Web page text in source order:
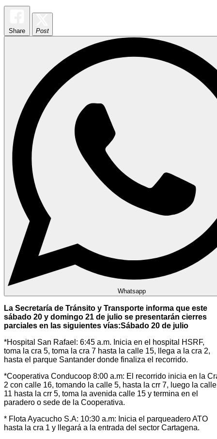
Share Post
Whatsapp
La Secretaría de Tránsito y Transporte informa que este
sábado 20 y domingo 21 de julio se presentarán cierres
parciales en las siguientes vías:Sábado 20 de julio
*Hospital San Rafael: 6:45 a.m. Inicia en el hospital HSRF,
toma la cra 5, toma la cra 7 hasta la calle 15, llega a la cra 2,
hasta el parque Santander donde finaliza el recorrido.
*Cooperativa Conducoop 8:00 a.m: El recorrido inicia en la
2 con calle 16, tomando la calle 5, hasta la crr 7, luego la calle
11 hasta la crr 5, toma la avenida calle 15 y termina en el
paradero o sede de la Cooperativa.
* Flota Ayacucho S.A: 10:30 a.m: Inicia el parqueadero ATO
hasta la cra 1 y llegará a la entrada del sector Cartagena.